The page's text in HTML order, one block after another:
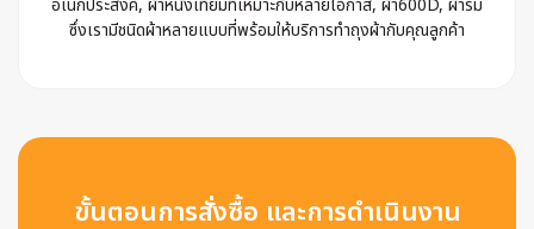
ซึ่งเรามีชนิดผ้าหลายแบบที่พร้อมให้บริการทำถุงผ้ากับคุณลูกค้า
ขั้นตอนการสั่งซื้อ และการดำเนินงาน